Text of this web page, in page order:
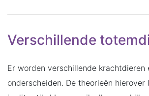
Verschillende
Er worden verschillende krachtdieren
onderscheiden. De theorieën hierover